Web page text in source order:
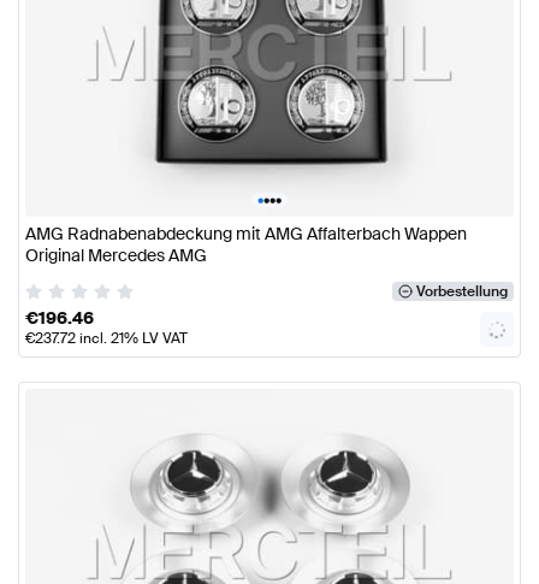
••••
AMG Radnabenabdeckung mit AMG Affalterbach Wappen
Original Mercedes AMG
Vorbestellung
€196.46
€237.72incl. 21% LV VAT